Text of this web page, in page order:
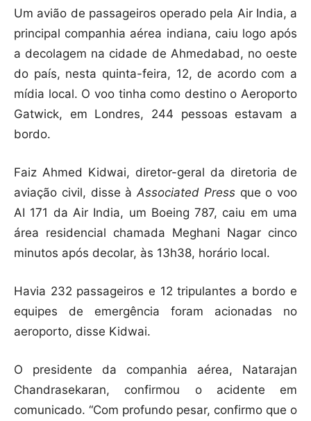
Um avião de passageiros operado pela Air India, a
principal companhia aérea indiana, caiu logo após
a decolagem na cidade de Ahmedabad, no oeste
do país, nesta quinta-feira, 12, de acordo com a
mídia local. O voo tinha como destino o Aeroporto
Gatwick, em Londres, 244 pessoas estavam a
bordo.
Faiz Ahmed Kidwai, diretor-geral da diretoria de
aviação civil, disse àAssociated Pressque o voo
AI 171 da Air India, um Boeing 787, caiu em uma
área residencial chamada Meghani Nagar cinco
minutos após decolar, às 13h38, horário local.
Havia 232 passageiros e 12 tripulantes a bordo e
equipes de emergência foram acionadas no
aeroporto, disse Kidwai.
O presidente da companhia aérea, Natarajan
Chandrasekaran, confirmou o acidente em
comunicado. “Com profundo pesar, confirmo que o